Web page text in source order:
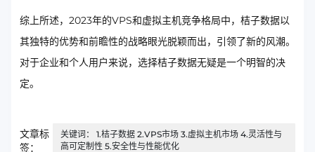
综上所述，2023年的VPS和虚拟主机竞争格局中，桔子数据以
其独特的优势和前瞻性的战略眼光脱颖而出，引领了新的风潮。
对于企业和个人用户来说，选择桔子数据无疑是一个明智的决
定。
文章标
签：
关键词： 1.桔子数据 2.VPS市场 3.虚拟主机市场 4.灵活性与
高可定制性 5.安全性与性能优化